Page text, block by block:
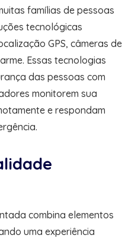
famílias de pessoas
tecnológicas
GPS, câmeras de
Essas tecnologias
das pessoas com
monitorem sua
e respondam
combina elementos
uma experiência